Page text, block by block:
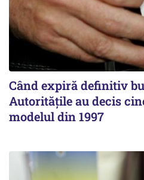
Când expiră definitiv
Autoritățile au decis
modelul din 1997